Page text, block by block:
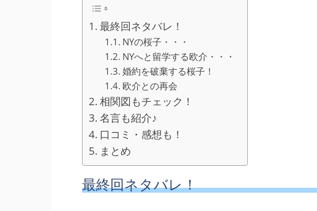
最終回ネタバレ！
NYの桜子・・・
NYへと留学する欧介・・・
婚約を破棄する桜子！
欧介との再会
相関図もチェック！
名言も紹介♪
口コミ・感想も！
まとめ
最終回ネタバレ！